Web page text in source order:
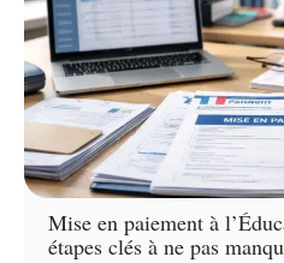
Mise en paiement à
étapes clés à ne pas